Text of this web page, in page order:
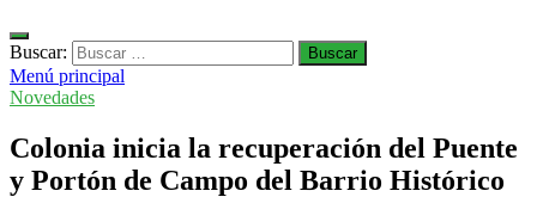
Buscar:
Menú principal
Novedades
Colonia inicia la recuperación del Puente
y Portón de Campo del Barrio Histórico